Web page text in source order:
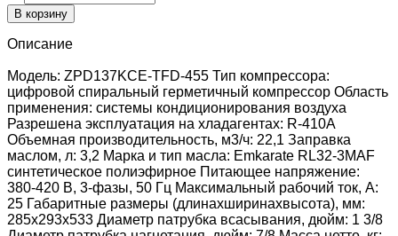
В корзину
Описание
Модель: ZPD137KCE-TFD-455 Тип компрессора:
цифровой спиральный герметичный компрессор Область
применения: системы кондиционирования воздуха
Разрешена эксплуатация на хладагентах: R-410A
Объемная производительность, м3/ч: 22,1 Заправка
маслом, л: 3,2 Марка и тип масла: Emkarate RL32-3MAF
синтетическое полиэфирное Питающее напряжение:
380-420 В, 3-фазы, 50 Гц Максимальный рабочий ток, А:
25 Габаритные размеры (длинаxширинаxвысота), мм:
285x293x533 Диаметр патрубка всасывания, дюйм: 1 3/8